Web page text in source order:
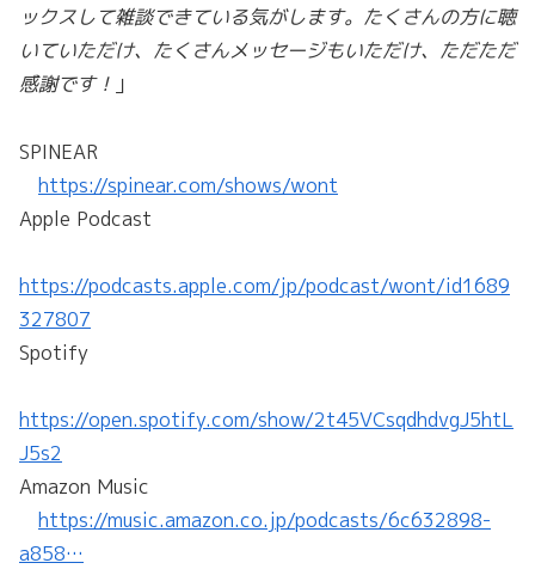
ックスして雑談できている気がします。たくさんの方に聴
いていただけ、たくさんメッセージもいただけ、ただただ
感謝です！ 」
SPINEAR
https://spinear.com/shows/wont
Apple Podcast
https://podcasts.apple.com/jp/podcast/wont/id1689
327807
Spotify
https://open.spotify.com/show/2t45VCsqdhdvgJ5htL
J5s2
Amazon Music
https://music.amazon.co.jp/podcasts/6c632898-
a858…